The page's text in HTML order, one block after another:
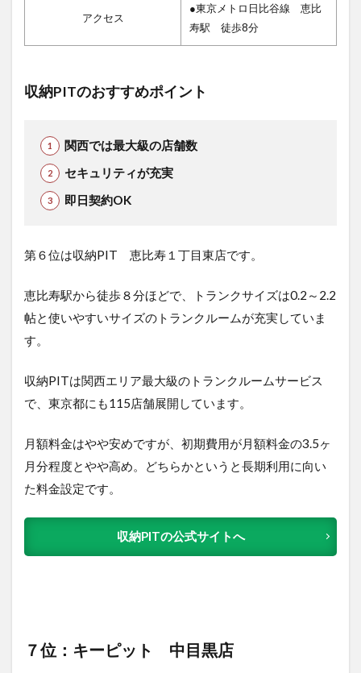
アクセス
●東京メトロ日比谷線 恵比
寿駅 徒歩8分
収納PITのおすすめポイント
関西では最大級の店舗数
セキュリティが充実
即日契約OK
第６位は収納PIT 恵比寿１丁目東店です。
恵比寿駅から徒歩８分ほどで、トランクサイズは0.2～2.2
帖と使いやすいサイズのトランクルームが充実していま
す。
収納PITは関西エリア最大級のトランクルームサービス
で、東京都にも115店舗展開しています。
月額料金はやや安めですが、初期費用が月額料金の3.5ヶ
月分程度とやや高め。どちらかというと長期利用に向い
た料金設定です。
収納PITの公式サイトへ
７位：キーピット 中目黒店